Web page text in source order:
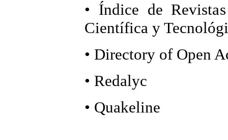
• Índice de
Científica y
• Directory of Open
• Redalyc
• Quakeline